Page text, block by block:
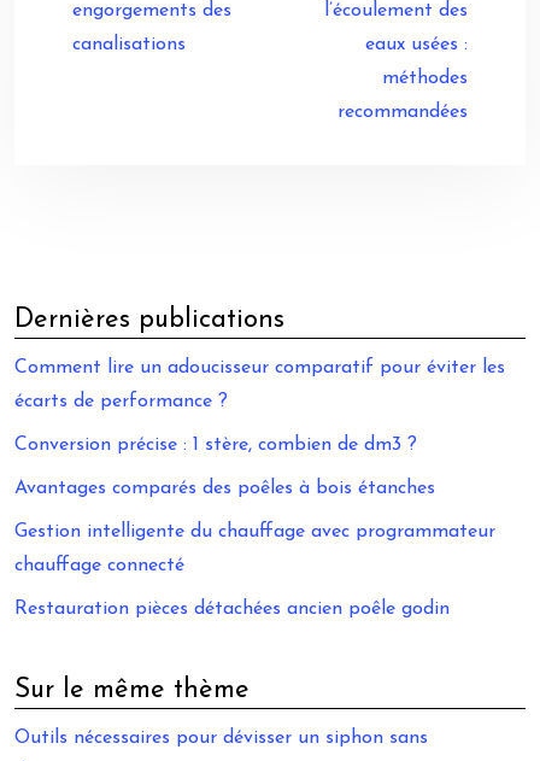
engorgements des
canalisations
l’écoulement des
eaux usées :
méthodes
recommandées
Dernières publications
Comment lire un adoucisseur comparatif pour éviter les
écarts de performance ?
Conversion précise : 1 stère, combien de dm3 ?
Avantages comparés des poêles à bois étanches
Gestion intelligente du chauffage avec programmateur
chauffage connecté
Restauration pièces détachées ancien poêle godin
Sur le même thème
Outils nécessaires pour dévisser un siphon sans